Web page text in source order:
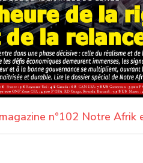
n°102 Notre Afrik